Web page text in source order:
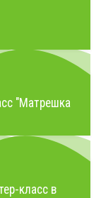
"Матрешка
класс в